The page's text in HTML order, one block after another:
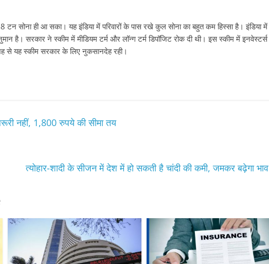
सोना ही आ सका। यह इंडिया में परिवारों के पास रखे कुल सोना का बहुत कम हिस्सा है। इंडिया में
है। सरकार ने स्कीम में मीडियम टर्म और लॉन्ग टर्म डिपॉजिट रोक दी थी। इस स्कीम में इनवेस्टर्स
से यह स्कीम सरकार के लिए नुकसानदेह रही।
नहीं, 1,800 रुपये की सीमा तय
त्योहार-शादी के सीजन में देश में हो सकती है चांदी की कमी, जमकर बढ़ेगा भाव